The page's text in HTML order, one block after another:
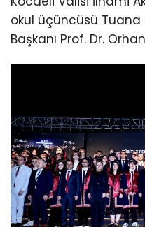
okul üçüncüsü Tuana
Başkanı Prof. Dr.